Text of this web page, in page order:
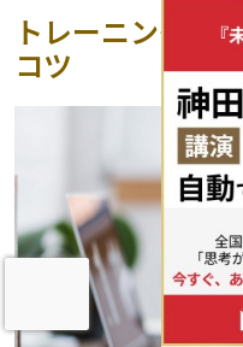
トレーニングを
コツ